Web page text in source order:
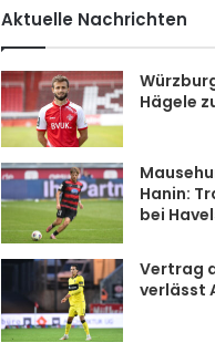
Aktuelle Nachrichten
Hägele
Hanin:
bei
Vertrag
verlässt